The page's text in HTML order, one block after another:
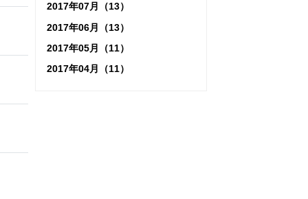
2017年07月（13）
2017年06月（13）
2017年05月（11）
2017年04月（11）